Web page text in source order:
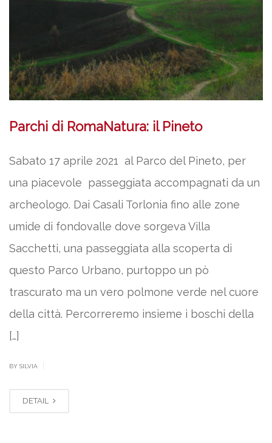
Parchi di RomaNatura: il Pineto
Sabato 17 aprile 2021 al Parco del Pineto, per
una piacevole passeggiata accompagnati da un
archeologo. Dai Casali Torlonia fino alle zone
umide di fondovalle dove sorgeva Villa
Sacchetti, una passeggiata alla scoperta di
questo Parco Urbano, purtoppo un pò
trascurato ma un vero polmone verde nel cuore
della città. Percorreremo insieme i boschi della
[…]
BY SILVIA
DETAIL